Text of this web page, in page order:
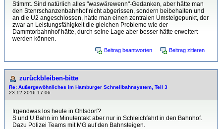
Stimmt. Sind natürlich alles "waswärewenn"-Gedanken, aber hätte man
den Stenrschanzenbahnhof nicht abgerissen, sondern beibehalten und
an die U2 angeschlossen, hätte man einen zentralen Umsteigepunkt, der
zwar an Leistungsfähigkeit die gleichen Probleme wie der
Dammtorbahnhof hätte, durch seine Lage aber besser hätte erweitert
werden können.
Beitrag beantworten Beitrag zitieren
zurückbleiben-bitte
Re: Außergewöhnliches im Hamburger Schnellbahnsystem, Teil 3
23.12.2016 17:06
Irgendwas los heute in Ohlsdorf?
S und U Bahn im Minutentakt aber nur in Schleichfahrt in den Bahnhof.
Dazu Polizei Teams mit MG auf den Bahnsteigen.